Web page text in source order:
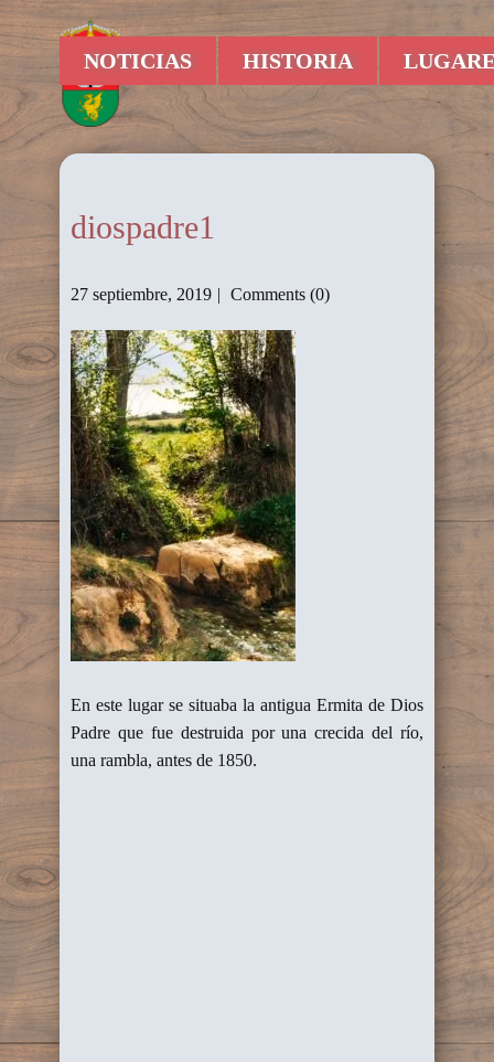
NOTICIAS HISTORIA
diospadre1
27 septiembre, 2019 Comments (0)
En este lugar se situaba la antigua Ermita de Dios
Padre que fue destruida por una crecida del río,
una rambla, antes de 1850.